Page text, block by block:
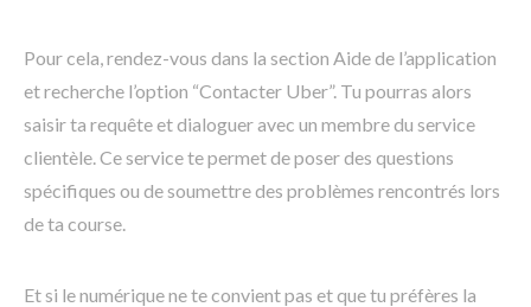
Pour cela, rendez-vous dans la section Aide de l’application
et recherche l’option “Contacter Uber”. Tu pourras alors
saisir ta requête et dialoguer avec un membre du service
clientèle. Ce service te permet de poser des questions
spécifiques ou de soumettre des problèmes rencontrés lors
de ta course.
Et si le numérique ne te convient pas et que tu préfères la